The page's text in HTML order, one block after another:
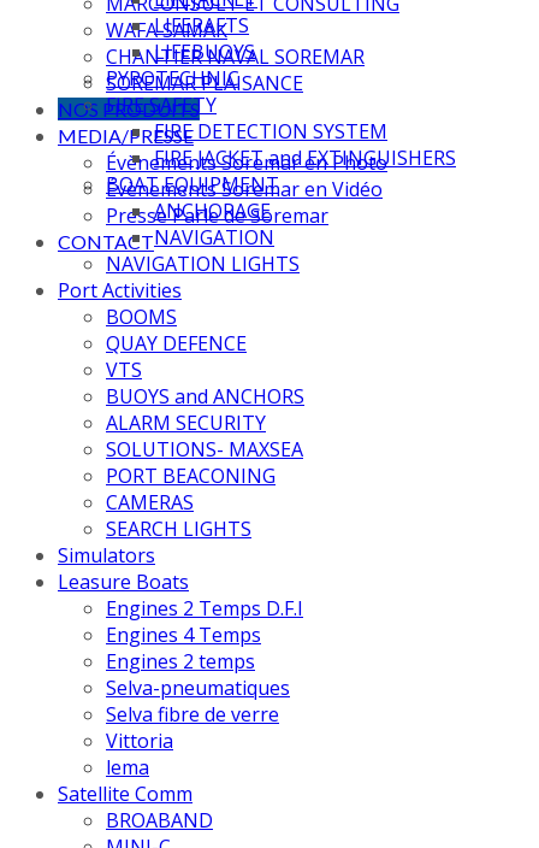
WAFA SAMAK
CHANTIER NAVAL SOREMAR
SOREMAR PLAISANCE
NOS PRODUITS
MEDIA/PRESSE
Évènements Soremar en Photo
Évènements Soremar en Vidéo
Presse Parle de Soremar
CONTACT
LIFERAFTS
LIFEBUOYS
PYROTECHNIC
FIRE SAFETY
FIRE DETECTION SYSTEM
FIRE JACKET and EXTINGUISHERS
BOAT EQUIPMENT
ANCHORAGE
NAVIGATION
NAVIGATION LIGHTS
Port Activities
BOOMS
QUAY DEFENCE
VTS
BUOYS and ANCHORS
ALARM SECURITY
SOLUTIONS- MAXSEA
PORT BEACONING
CAMERAS
SEARCH LIGHTS
Simulators
Leasure Boats
Engines 2 Temps D.F.I
Engines 4 Temps
Engines 2 temps
Selva-pneumatiques
Selva fibre de verre
Vittoria
lema
Satellite Comm
BROABAND